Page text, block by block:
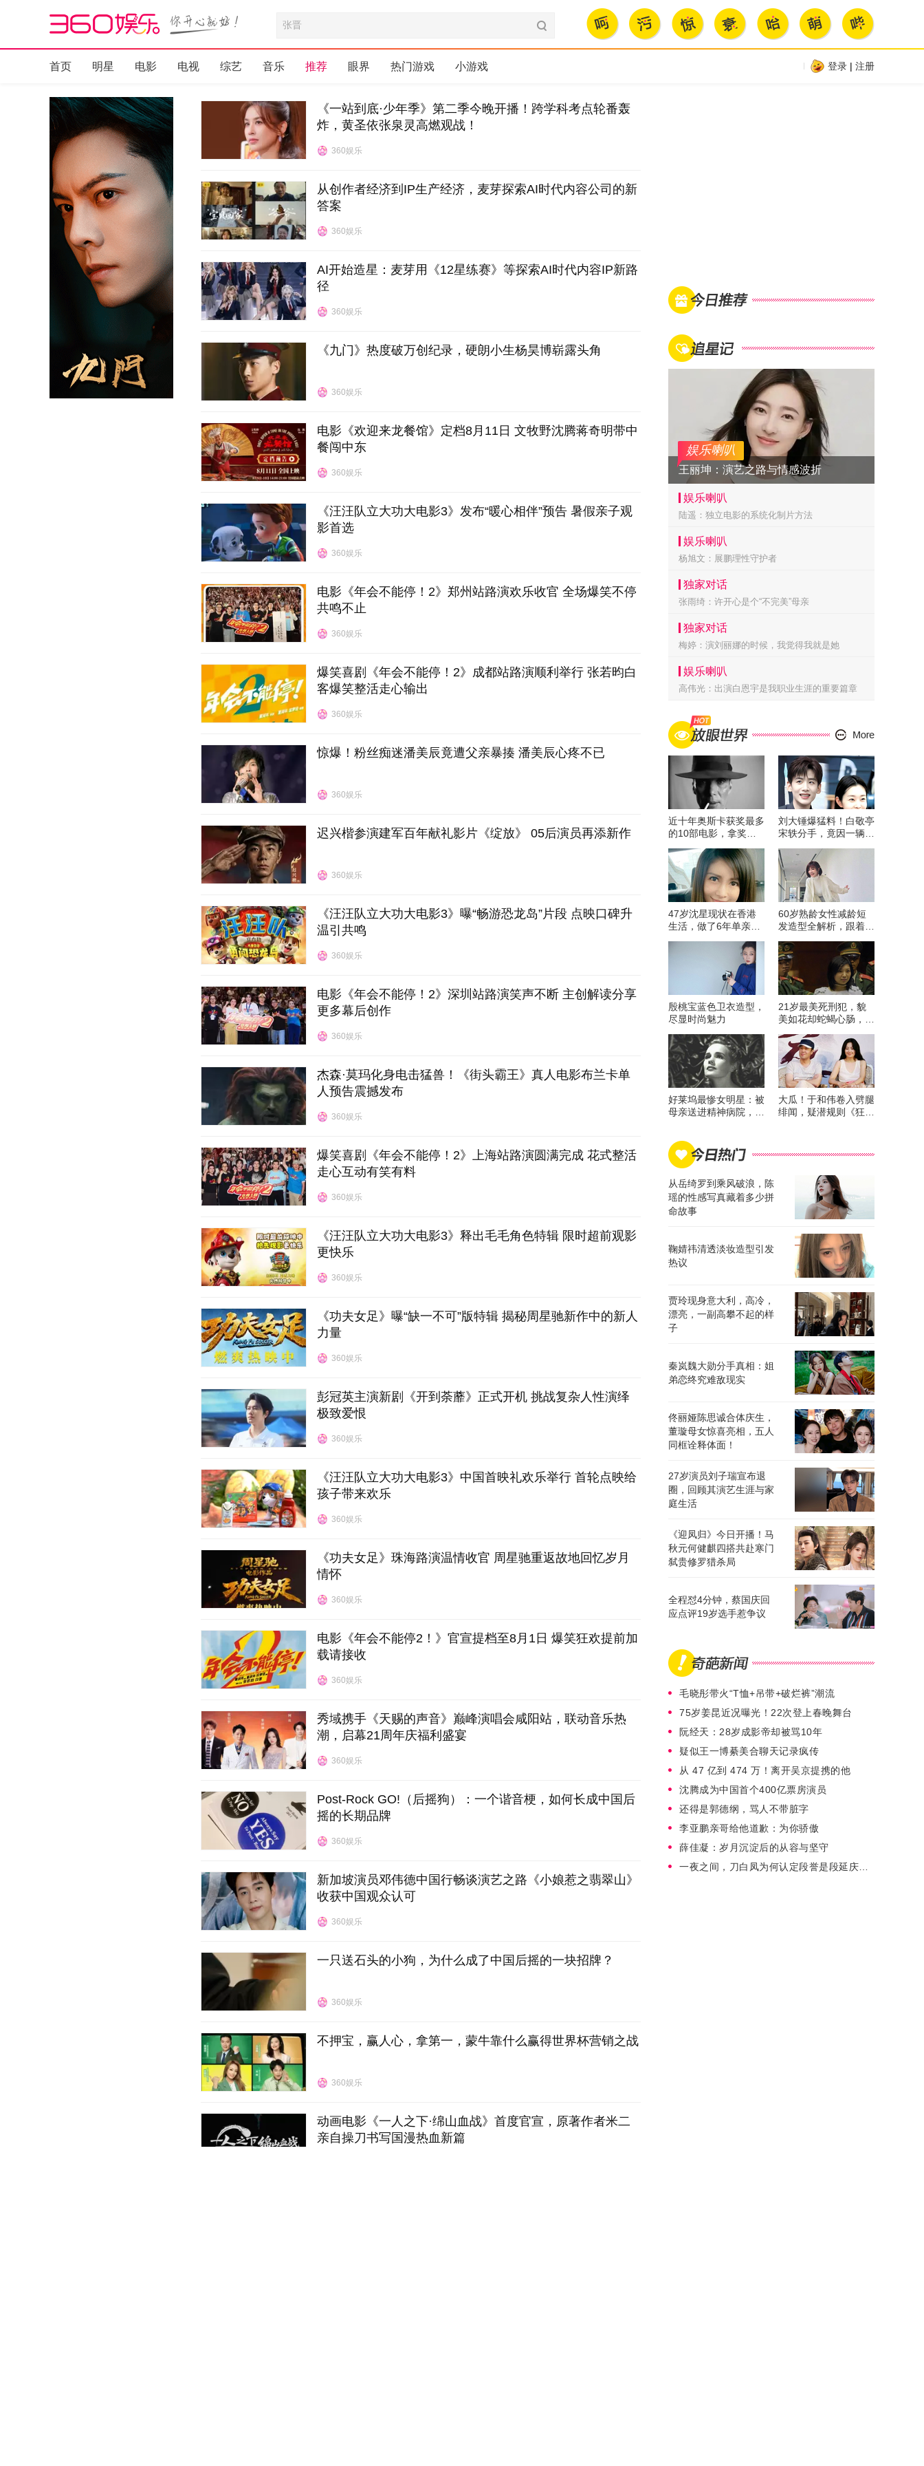
污 惊 衰 萌 哔
首页 明星 电影 电视 综艺 音乐 推荐 眼界 热门游戏 小游戏 登录 | 注册
《一站到底·少年季》第二季今晚开播！跨学科考点轮番轰
炸，黄圣依张泉灵高燃观战！
360娱乐
从创作者经济到IP生产经济，麦芽探索AI时代内容公司的新
答案
360娱乐
AI开始造星：麦芽用《12星练赛》等探索AI时代内容IP新路
径
360娱乐
《九门》热度破万创纪录，硬朗小生杨昊博崭露头角
360娱乐
电影《欢迎来龙餐馆》定档8月11日 文牧野沈腾蒋奇明带中
餐闯中东
360娱乐
《汪汪队立大功大电影3》发布“暖心相伴”预告 暑假亲子观
影首选
360娱乐
电影《年会不能停！2》郑州站路演欢乐收官 全场爆笑不停
共鸣不止
360娱乐
爆笑喜剧《年会不能停！2》成都站路演顺利举行 张若昀白
客爆笑整活走心输出
360娱乐
惊爆！粉丝痴迷潘美辰竟遭父亲暴揍 潘美辰心疼不已
360娱乐
迟兴楷参演建军百年献礼影片《绽放》 05后演员再添新作
360娱乐
《汪汪队立大功大电影3》曝“畅游恐龙岛”片段 点映口碑升
温引共鸣
360娱乐
电影《年会不能停！2》深圳站路演笑声不断 主创解读分享
更多幕后创作
360娱乐
杰森·莫玛化身电击猛兽！《街头霸王》真人电影布兰卡单
人预告震撼发布
360娱乐
爆笑喜剧《年会不能停！2》上海站路演圆满完成 花式整活
走心互动有笑有料
360娱乐
《汪汪队立大功大电影3》释出毛毛角色特辑 限时超前观影
更快乐
360娱乐
《功夫女足》曝“缺一不可”版特辑 揭秘周星驰新作中的新人
力量
360娱乐
彭冠英主演新剧《开到荼蘼》正式开机 挑战复杂人性演绎
极致爱恨
360娱乐
《汪汪队立大功大电影3》中国首映礼欢乐举行 首轮点映给
孩子带来欢乐
360娱乐
《功夫女足》珠海路演温情收官 周星驰重返故地回忆岁月
情怀
360娱乐
电影《年会不能停2！》官宣提档至8月1日 爆笑狂欢提前加
载请接收
360娱乐
秀域携手《天赐的声音》巅峰演唱会咸阳站，联动音乐热
潮，启幕21周年庆福利盛宴
360娱乐
Post-Rock GO!（后摇狗）：一个谐音梗，如何长成中国后
摇的长期品牌
360娱乐
新加坡演员邓伟德中国行畅谈演艺之路《小娘惹之翡翠山》
收获中国观众认可
360娱乐
一只送石头的小狗，为什么成了中国后摇的一块招牌？
360娱乐
不押宝，赢人心，拿第一，蒙牛靠什么赢得世界杯营销之战
360娱乐
动画电影《一人之下·绵山血战》首度官宣，原著作者米二
亲自操刀书写国漫热血新篇
王丽坤：演艺之路与情感波折
娱乐喇叭
娱乐喇叭
陆遥：独立电影的系统化制片方法
娱乐喇叭
杨旭文：展鹏理性守护者
独家对话
张雨绮：许开心是个“不完美”母亲
独家对话
梅婷：演刘丽娜的时候，我觉得我就是她
娱乐喇叭
高伟光：出演白恩宇是我职业生涯的重要篇章
近十年奥斯卡获奖最多
的10部电影，拿奖拿
刘大锤爆猛料！白敬亭
宋轶分手，竟因一辆小
47岁沈星现状在香港
生活，做了6年单亲妈
60岁熟龄女性减龄短
发造型全解析，跟着陈
殷桃宝蓝色卫衣造型，
尽显时尚魅力
21岁最美死刑犯，貌
美如花却蛇蝎心肠，为
笑
好莱坞最惨女明星：被
母亲送进精神病院，
大瓜！于和伟卷入劈腿
绯闻，疑潜规则《狂
从岳绮罗到乘风破浪，陈
瑶的性感写真藏着多少拼
命故事
鞠婧祎清透淡妆造型引发
热议
贾玲现身意大利，高冷，
漂亮，一副高攀不起的样
子
秦岚魏大勋分手真相：姐
弟恋终究难敌现实
佟丽娅陈思诚合体庆生，
董璇母女惊喜亮相，五人
同框诠释体面！
27岁演员刘子瑞宣布退
圈，回顾其演艺生涯与家
庭生活
《迎凤归》今日开播！马
秋元何健麒四搭共赴寒门
弑贵修罗猎杀局
全程怼4分钟，蔡国庆回
应点评19岁选手惹争议
毛晓彤带火“T恤+吊带+破烂裤”潮流
75岁姜昆近况曝光！22次登上春晚舞台
阮经天：28岁成影帝却被骂10年
疑似王一博綦美合聊天记录疯传
从 47 亿到 474 万！离开吴京提携的他
沈腾成为中国首个400亿票房演员
还得是郭德纲，骂人不带脏字
李亚鹏亲哥给他道歉：为你骄傲
薛佳凝：岁月沉淀后的从容与坚守
一夜之间，刀白凤为何认定段誉是段延庆之子？段正淳揭秘